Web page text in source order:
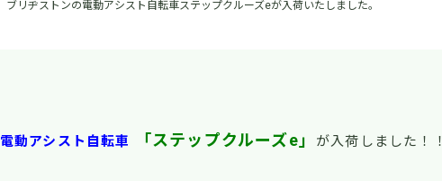
ブリヂストンの電動アシスト自転車ステップクルーズeが入荷いたしました。
電動アシスト自転車 「ステップクルーズe」 が入荷しました！！